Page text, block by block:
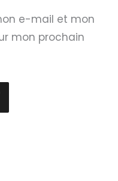
e-mail et mon
mon prochain